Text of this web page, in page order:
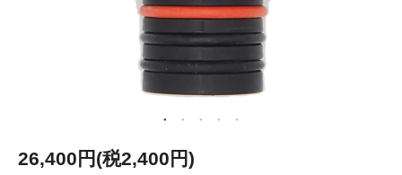
26,400円(税2,400円)